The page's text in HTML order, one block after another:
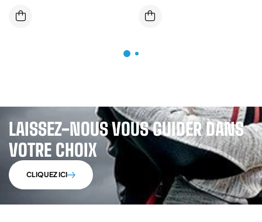
LAISSEZ-NOUS VOUS GUIDER DANS
VOTRE CHOIX
CLIQUEZ ICI